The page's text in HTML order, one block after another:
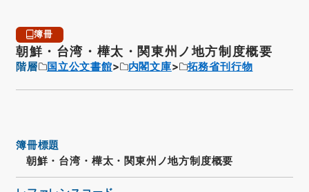
簿冊
朝鮮・台湾・樺太・関東州ノ地方制度概要
階層 国立公文書館 内閣文庫 拓務省刊行物
簿冊標題
朝鮮・台湾・樺太・関東州ノ地方制度概要